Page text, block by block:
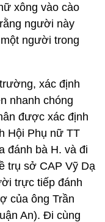
xông vào cào
người này
người trong
xác định
nhanh chóng
được xác định
Hội Phụ nữ TT
đánh bà H. và đi
trụ sở CAP Vỹ Dạ
trực tiếp đánh
của ông Trần
An). Đi cùng